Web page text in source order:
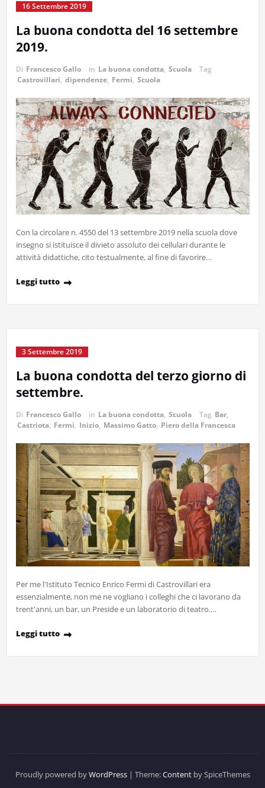
16 Settembre 2019
La buona condotta del 16 settembre
2019.
Di Francesco Gallo in La buona condotta, Scuola
Tag
Castrovillari, dipendenze, Fermi, Scuola
Con la circolare n. 4550 del 13 settembre 2019 nella scuola dove
insegno si istituisce il divieto assoluto dei cellulari durante le
attività didattiche, cito testualmente, al fine di favorire…
Leggi tutto
3 Settembre 2019
La buona condotta del terzo giorno di
settembre.
Di Francesco Gallo in La buona condotta, Scuola Tag Bar,
Castriota, Fermi, Inizio, Massimo Gatto, Piero della Francesca
Per me l'Istituto Tecnico Enrico Fermi di Castrovillari era
essenzialmente, non me ne vogliano i colleghi che ci lavorano da
trent'anni, un bar, un Preside e un laboratorio di teatro.…
Leggi tutto
Proudly powered byWordPress| Theme:Contentby SpiceThemes